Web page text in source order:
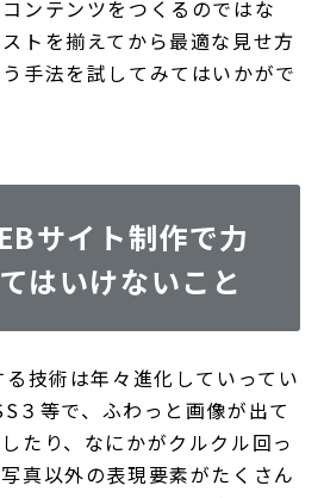
ンテンツをつくるのではな
トを揃えてから最適な見せ方
手法を試してみてはいかがで
サイト制作で力
はいけないこと
技術は年々進化していってい
３等で、ふわっと画像が出て
たり、なにかがクルクル回っ
真以外の表現要素がたくさん